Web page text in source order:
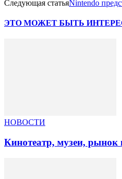
Следующая статьяNintendo
ЭТО МОЖЕТ БЫТЬ
НОВОСТИ
Кинотеатр, музеи, рынок